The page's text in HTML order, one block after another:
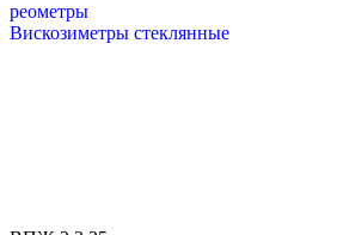
реометры
Вискозиметры стеклянные